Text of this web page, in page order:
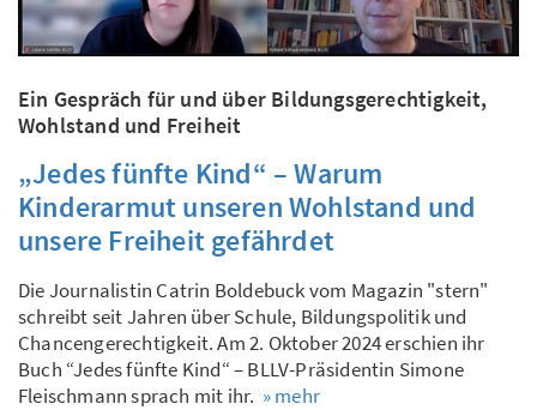
Ein Gespräch für und über Bildungsgerechtigkeit,
Wohlstand und Freiheit
„Jedes fünfte Kind“ – Warum
Kinderarmut unseren Wohlstand und
unsere Freiheit gefährdet
Die Journalistin Catrin Boldebuck vom Magazin "stern"
schreibt seit Jahren über Schule, Bildungspolitik und
Chancengerechtigkeit. Am 2. Oktober 2024 erschien ihr
Buch “Jedes fünfte Kind“ – BLLV-Präsidentin Simone
Fleischmann sprach mit ihr. » mehr